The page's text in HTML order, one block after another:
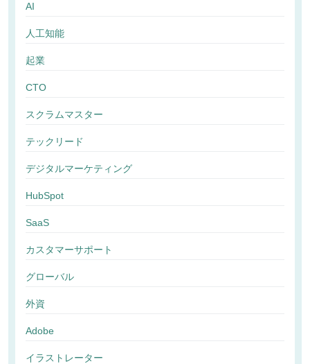
AI
人工知能
起業
CTO
スクラムマスター
テックリード
デジタルマーケティング
HubSpot
SaaS
カスタマーサポート
グローバル
外資
Adobe
イラストレーター